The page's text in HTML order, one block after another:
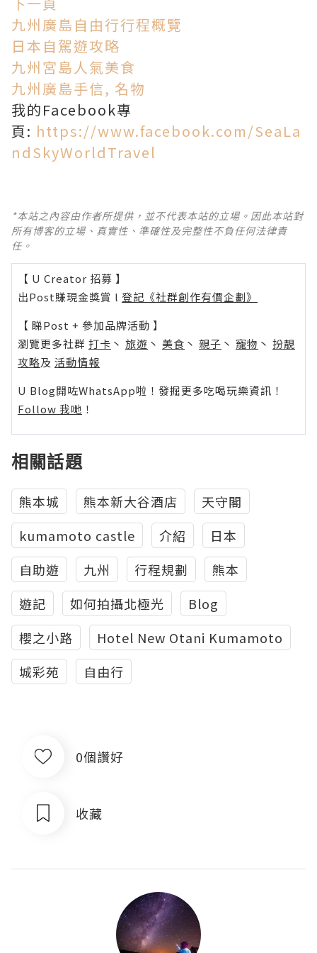
九州廣島自由行行程概覽
日本自駕遊攻略
九州宮島人氣美食
九州廣島手信, 名物
我的Facebook專
頁: https://www.facebook.com/SeaLa
ndSkyWorldTravel
*本站之內容由作者所提供，並不代表本站的立場。因此本站對
所有博客的立場、真實性、準確性及完整性不負任何法律責
任。
【 U Creator 招募 】
出Post賺現金獎賞 l 登記《社群創作有價企劃》
【 睇Post + 參加品牌活動 】
瀏覽更多社群 打卡 丶 旅遊 丶 美食 丶 親子 丶 寵物 丶 扮靚
攻略及 活動情報
U Blog開咗WhatsApp啦！發掘更多吃喝玩樂資訊！
Follow 我哋 ！
相關話題
熊本城 熊本新大谷酒店
天守閣
kumamoto castle
介紹
日本
自助遊
九州 行程規劃
熊本
遊記
如何拍攝北極光
Blog
櫻之小路
Hotel New Otani Kumamoto
城彩苑
自由行
0個讚好
收藏